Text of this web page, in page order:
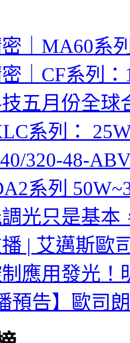
｜MA60系
｜CF系列：
五月份全球
系列：
320-48-
系列
調光只是基本
| 艾邁斯歐
應用發光！
預告】歐司